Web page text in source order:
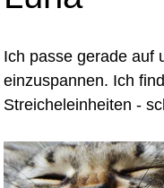
Ich passe gerade auf
einzuspannen. Ich
Streicheleinheiten -